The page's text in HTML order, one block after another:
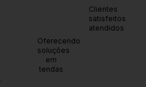
anos
Oferecendo
soluções
em
tendas
+1200
Clientes
satisfeitos
atendidos